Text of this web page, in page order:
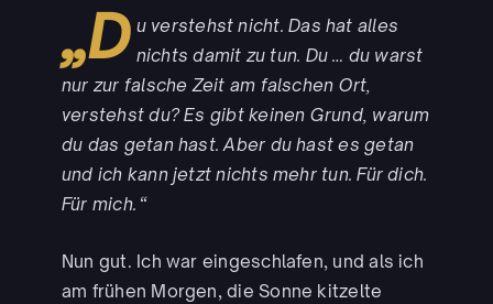
„D u verstehst nicht. Das hat alles
nichts damit zu tun. Du … du warst
nur zur falsche Zeit am falschen Ort,
verstehst du? Es gibt keinen Grund, warum
du das getan hast. Aber du hast es getan
und ich kann jetzt nichts mehr tun. Für dich.
Für mich.“
Nun gut. Ich war eingeschlafen, und als ich
am frühen Morgen, die Sonne kitzelte